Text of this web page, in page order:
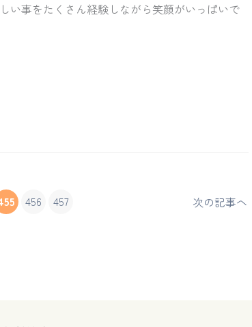
事をたくさん経験しながら笑顔がいっぱいで
456 457 次の記事へ